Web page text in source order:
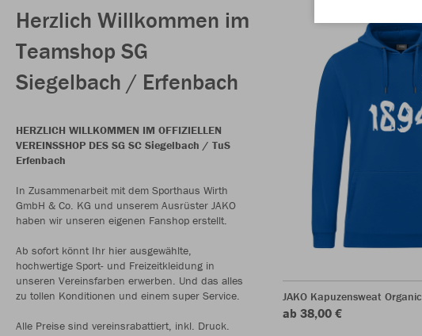
Herzlich Willkommen im
Teamshop SG
Siegelbach / Erfenbach
HERZLICH WILLKOMMEN IM OFFIZIELLEN
VEREINSSHOP DES SG SC Siegelbach / TuS
Erfenbach
In Zusammenarbeit mit dem Sporthaus Wirth
GmbH & Co. KG und unserem Ausrüster JAKO
haben wir unseren eigenen Fanshop erstellt.
Ab sofort könnt Ihr hier ausgewählte,
hochwertige Sport- und Freizeitkleidung in
unseren Vereinsfarben erwerben. Und das alles
zu tollen Konditionen und einem super Service.
Alle Preise sind vereinsrabattiert, inkl. Druck.
JAKO Kapuzensweat Organic
ab 38,00 €